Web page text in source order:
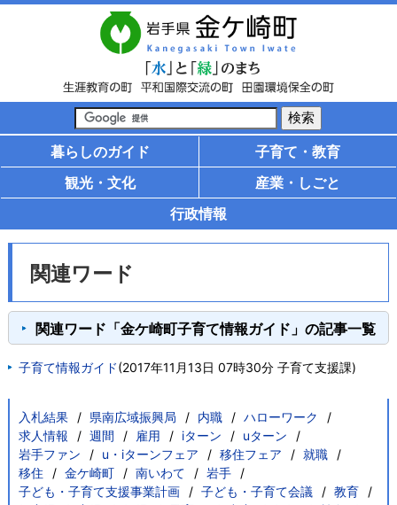
暮らしのガイド
子育て・教育
観光・文化
産業・しごと
行政情報
関連ワード
関連ワード「金ケ崎町子育て情報ガイド」の記事一覧
子育て情報ガイド(2017年11月13日 07時30分 子育て支援課)
入札結果 県南広域振興局 内職
ハローワーク
求人情報
週間 雇用 iターン
uターン
岩手ファン
u・iターンフェア 移住フェア
就職
移住
金ケ崎町 南いわて
岩手
子ども・子育て支援事業計画
子ども・子育て会議
教育